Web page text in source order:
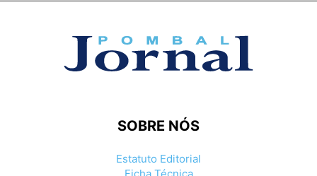
SOBRE NÓS
Estatuto Editorial
Ficha Técnica